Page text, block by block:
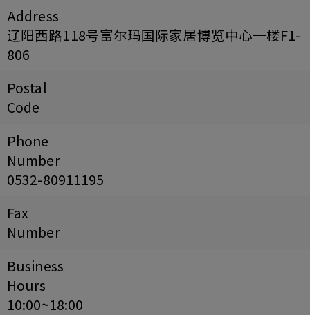
Address
辽阳西路118号富尔玛国际家居博览中心一楼F1-
806
Postal
Code
Phone
Number
0532-80911195
Fax
Number
Business
Hours
10:00~18:00